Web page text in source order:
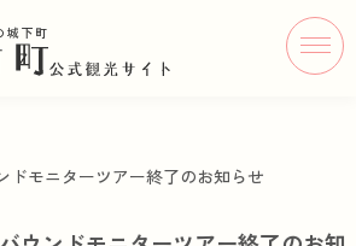
城下町
ドモニターツアー終了のお知らせ